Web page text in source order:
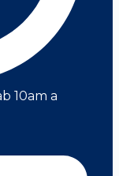
10am a